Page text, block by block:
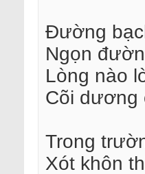
Đường
Ngọn
Lòng nào
Cõi dương
Trong
Xót khôn